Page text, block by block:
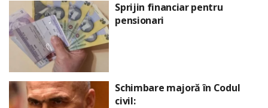
Sprijin financiar pentru
pensionari
Schimbare majoră în Codul
civil: